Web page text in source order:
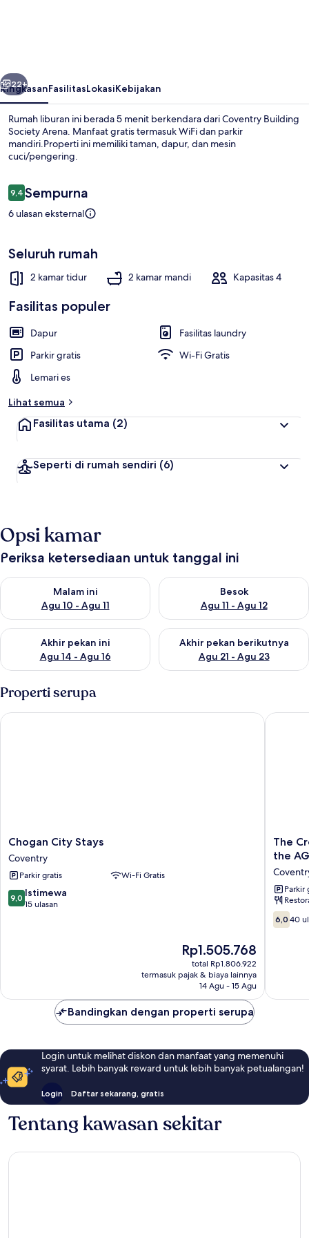
Bedrooms
House
Berikutnya
22+
RingkasanFasilitasLokasiKebijakan
Rumah liburan ini berada 5 menit berkendara dari Coventry Building
Society Arena. Manfaat gratis termasuk WiFi dan parkir
mandiri.Properti ini memiliki taman, dapur, dan mesin
cuci/pengering.
Ulasan
9,49,4 dari 10
Sempurna
6 ulasan eksternal
Seluruh rumah
2 kamar tidur 2 kamar mandi Kapasitas 4
Fasilitas populer
Dapur
Fasilitas laundry
Parkir gratis
Wi-Fi Gratis
Lemari es
Lihat semua
Fasilitas utama (2)
Seperti di rumah sendiri (6)
Opsi kamar
Periksa ketersediaan untuk tanggal ini
Malam ini
Agu 10 - Agu 11
Periksa ketersediaan untuk malam ini Agu 10 - Agu 11
Besok
Agu 11 - Agu 12
Periksa ketersediaan untuk
Akhir pekan ini
Agu 14 - Agu 16
Periksa ketersediaan untuk akhir pekan ini Agu 14 - Agu 16
Akhir pekan berikutnya
Agu 21 - Agu 23
Periksa ketersediaan untuk
Properti serupa
Chogan
City
Stays
Coventry
Chogan City Stays
Coventry
Parkir gratis Wi-Fi Gratis
9.0
dari
9,0 Istimewa
15 ulasan
Harga
sekarang
Rp1.505.768
Rp1.505.768
total Rp1.806.922
termasuk pajak & biaya lainnya
14 Agu - 15 Agu
Chogan City Stays
The
South,
Part
of
the
The
the
Parkir
6.0
dari
6,0 40
The
Bandingkan dengan properti serupa
Login untuk melihat diskon dan manfaat yang memenuhi
syarat. Lebih banyak reward untuk lebih banyak petualangan!
Login Daftar sekarang, gratis
Tentang kawasan sekitar